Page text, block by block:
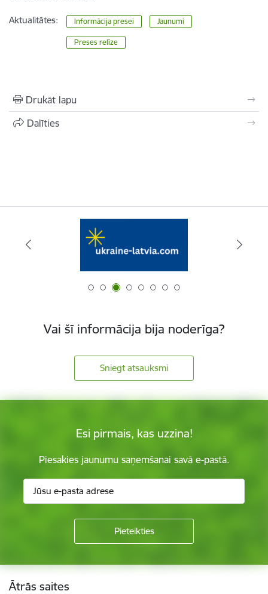
Aktualitātes: Informācija presei Jaunumi
Preses relīze
Drukāt lapu
Dalīties
Vai šī informācija bija noderīga?
Sniegt atsauksmi
Esi pirmais, kas uzzina!
Piesakies jaunumu saņemšanai savā e-pastā.
Kājene
Ātrās saites